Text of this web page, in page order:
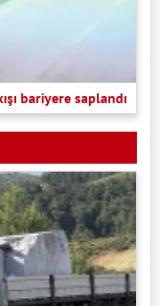
bariyere saplandı